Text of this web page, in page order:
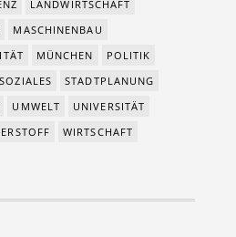
LANDWIRTSCHAFT
MASCHINENBAU
MÜNCHEN
POLITIK
SOZIALES
STADTPLANUNG
UMWELT
UNIVERSITÄT
WIRTSCHAFT